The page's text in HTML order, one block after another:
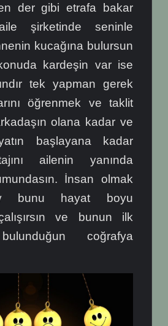
der gibi etrafa bakar
şirketinde seninle
kucağına bulursun
kardeşin var ise
tek yapman gerek
öğrenmek ve taklit
olana kadar ve
başlayana kadar
ailenin yanında
İnsan olmak
bunu hayat boyu
ve bunun ilk
coğrafya